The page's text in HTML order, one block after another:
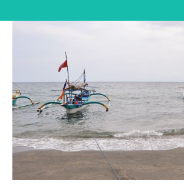
:
Gunung
Bromo
et
le
Kawah
Ijen